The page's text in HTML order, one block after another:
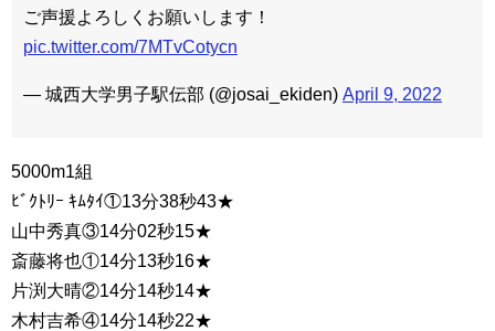
ご声援よろしくお願いします！
pic.twitter.com/7MTvCotycn
— 城西大学男子駅伝部 (@josai_ekiden) April 9, 2022
5000m1組
ﾋﾞｸﾄﾘｰ ｷﾑﾀｲ①13分38秒43★
山中秀真③14分02秒15★
斎藤将也①14分13秒16★
片渕大晴②14分14秒14★
木村吉希④14分14秒22★